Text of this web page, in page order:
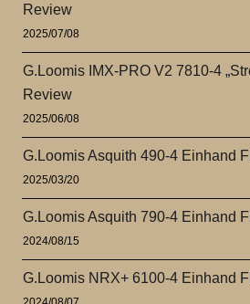
Review
2025/07/08
G.Loomis IMX-PRO V2 7810-4
Review
2025/06/08
G.Loomis Asquith 490-4 Einhand
2025/03/20
G.Loomis Asquith 790-4 Einhand
2024/08/15
G.Loomis NRX+ 6100-4 Einhand